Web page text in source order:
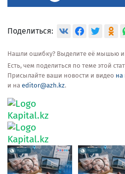
Поделиться:
Нашли ошибку? Выделите её мышью и
Есть, чем поделиться по теме этой
Присылайте ваши новости и видео на
и на editor@azh.kz.